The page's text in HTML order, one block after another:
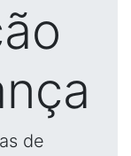
de